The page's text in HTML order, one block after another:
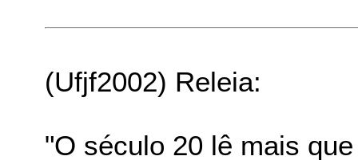
(Ufjf2002) Releia:
"O século 20 lê mais